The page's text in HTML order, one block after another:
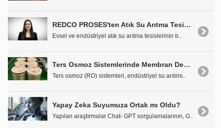
REDCO PROSES'ten Atık Su Arıtma Tesislerinde Çamur Kurutma Çözümleri: Solar ve Termal Çamur Kurutma Sistemlerinin Karşılaştırması
Evsel ve endüstriyel atık su arıtma tesislerinin b..
Ters Osmoz Sistemlerinde Membran Değişim Sinyalleri Nelerdir?
Ters osmoz (RO) sistemleri, endüstriyel su arıtımı..
Yapay Zeka Suyumuza Ortak mı Oldu?
Yapılan araştırmalar Chat- GPT sorgulamalarının, G..